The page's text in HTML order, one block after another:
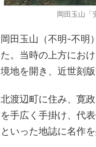
岡田玉山「
岡田玉山（不明-不明
た。当時の上方にお
境地を開き、近世刻
北渡辺町に住み、寛
を手広く手掛け、代
といった地誌に名作を